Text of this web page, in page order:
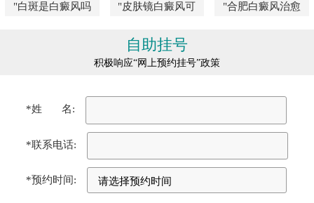
"白斑是白癜风吗 "皮肤镜白癜风可 "合肥白癜风治愈
自助挂号
积极响应“网上预约挂号”政策
*姓 名:
*联系电话:
*预约时间: